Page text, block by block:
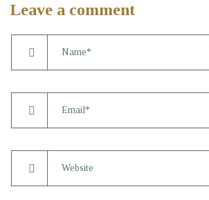
Leave a comment